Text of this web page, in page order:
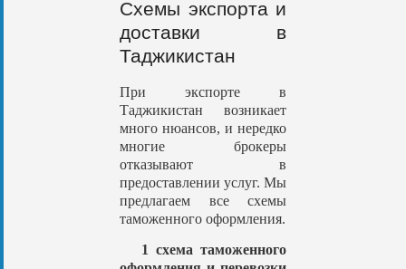
Схемы экспорта и
доставки в
Таджикистан
При экспорте в
Таджикистан возникает
много нюансов, и нередко
многие брокеры
отказывают в
предоставлении услуг. Мы
предлагаем все схемы
таможенного оформления.
1 схема таможенного